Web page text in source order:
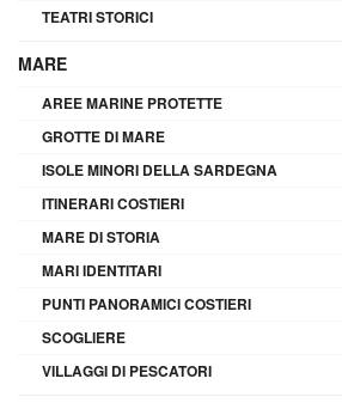
TEATRI STORICI
MARE
AREE MARINE PROTETTE
GROTTE DI MARE
ISOLE MINORI DELLA SARDEGNA
ITINERARI COSTIERI
MARE DI STORIA
MARI IDENTITARI
PUNTI PANORAMICI COSTIERI
SCOGLIERE
VILLAGGI DI PESCATORI